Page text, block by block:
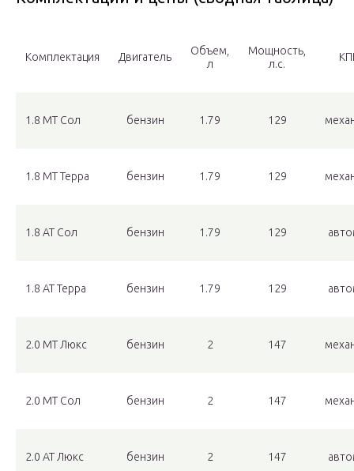
Комплектация Двигатель
Объем,
л
Мощность,
л.с.
1.8 MT Сол бензин 1.79 129
1.8 MT Терра бензин 1.79 129
1.8 АТ Сол бензин 1.79 129
1.8 АТ Терра бензин 1.79 129
2.0 МТ Люкс бензин 2 147
2.0 МТ Сол бензин 2 147
2.0 АТ Люкс бензин 2 147